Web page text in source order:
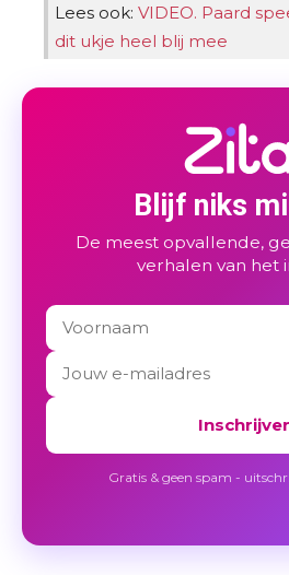
Lees ook: VIDEO. Paard
dit ukje heel blij mee
Blijf niks
De meest opvallende,
verhalen van het
Gratis & geen spam -